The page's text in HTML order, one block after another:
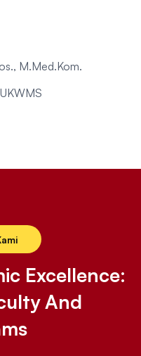
M.Med.Kom.
Excellence:
And